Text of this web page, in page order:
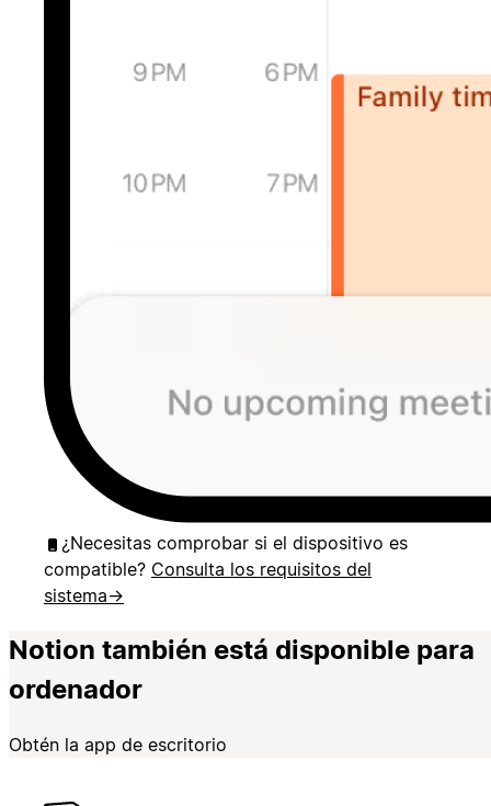
¿Necesitas comprobar si el dispositivo es
compatible? Consulta los requisitos del
sistema→
Notion también está disponible para
ordenador
Obtén la app de escritorio